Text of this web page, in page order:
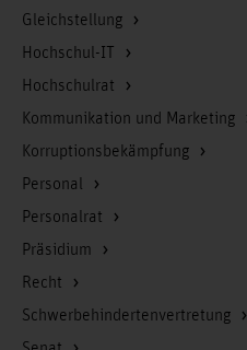
Gleichstellung
Hochschul-IT
Hochschulrat
Kommunikation und Marketing
Korruptionsbekämpfung
Personal
Personalrat
Präsidium
Recht
Schwerbehindertenvertretung